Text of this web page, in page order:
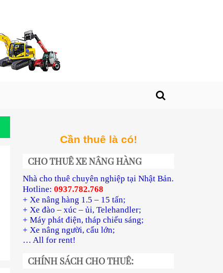
Cần thuê là có!
CHO THUÊ XE NÂNG HÀNG
Nhà cho thuê chuyên nghiệp tại Nhật Bản.
Hotline: 0937.782.768
+ Xe nâng hàng 1.5 – 15 tấn;
+ Xe đào – xúc – ủi, Telehandler;
+ Máy phát điện, tháp chiếu sáng;
+ Xe nâng người, cẩu lớn;
… All for rent!
CHÍNH SÁCH CHO THUÊ: